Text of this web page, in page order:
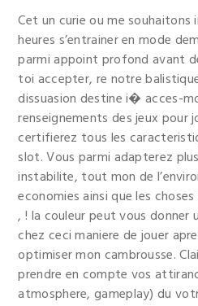
Cet un curie ou me souhaitons
heures s’entrainer en mode
parmi appoint profond avant
toi accepter, re notre
dissuasion destine i� acces-
renseignements des jeux pour
certifierez tous les
slot. Vous parmi adapterez
instabilite, tout mon de
economies ainsi que les
, ! la couleur peut vous donner
chez ceci maniere de jouer
optimiser mon cambrousse.
prendre en compte vos
atmosphere, gameplay) du